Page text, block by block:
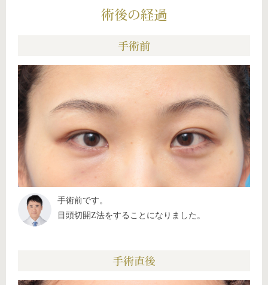
術後の経過
手術前
手術前です。
目頭切開Z法をすることになりました。
手術直後